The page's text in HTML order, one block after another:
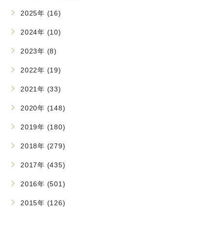
2025年 (16)
2024年 (10)
2023年 (8)
2022年 (19)
2021年 (33)
2020年 (148)
2019年 (180)
2018年 (279)
2017年 (435)
2016年 (501)
2015年 (126)